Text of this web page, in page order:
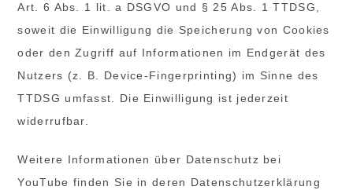
Art. 6 Abs. 1 lit. a DSGVO und § 25 Abs. 1 TTDSG,
soweit die Einwilligung die Speicherung von Cookies
oder den Zugriff auf Informationen im Endgerät des
Nutzers (z. B. Device-Fingerprinting) im Sinne des
TTDSG umfasst. Die Einwilligung ist jederzeit
widerrufbar.
Weitere Informationen über Datenschutz bei
YouTube finden Sie in deren Datenschutzerklärung